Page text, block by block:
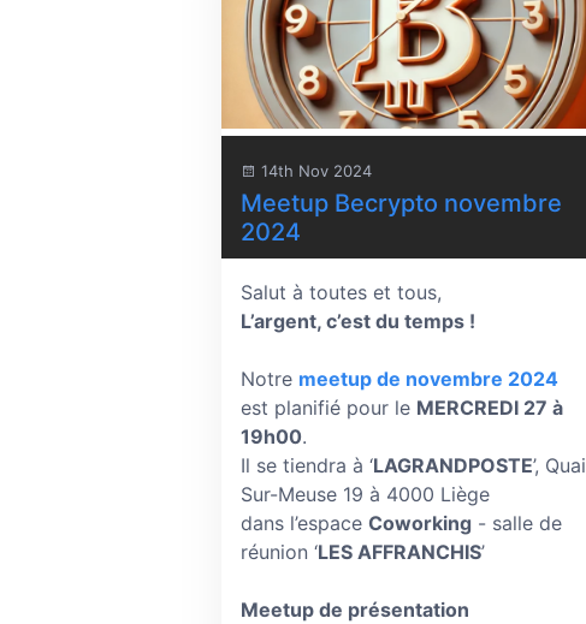
14th Nov 2024
Meetup Becrypto novembre
2024
Salut à toutes et tous,
L’argent, c’est du temps !
Notre meetup de novembre 2024
est planifié pour le MERCREDI 27 à
19h00.
Il se tiendra à ‘LAGRANDPOSTE’, Quai
Sur-Meuse 19 à 4000 Liège
dans l’espace Coworking - salle de
réunion ‘LES AFFRANCHIS’
Meetup de présentation